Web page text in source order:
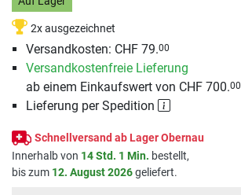
2x ausgezeichnet
Versandkosten: CHF 79.00
Versandkostenfreie Lieferung
ab einem Einkaufswert von CHF 700.00
Lieferung per Spedition
Schnellversand ab Lager Obernau
Innerhalb von 14 Std. 1 Min. bestellt,
bis zum 12. August 2026geliefert.